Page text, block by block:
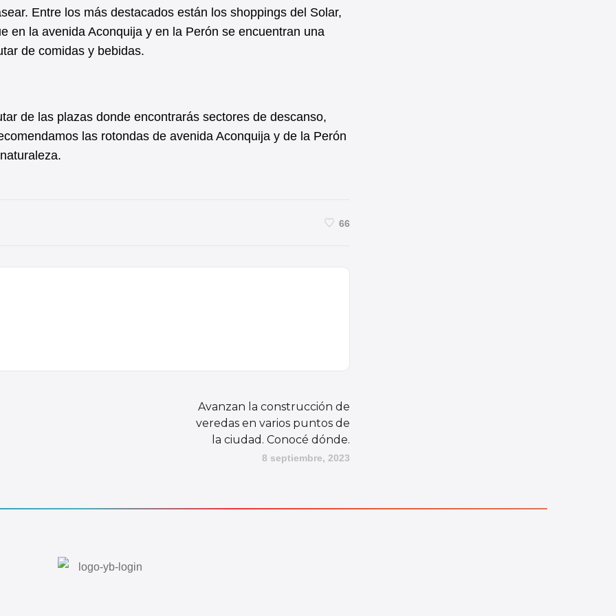
Entre los más destacados están los shoppings del Solar,
en la avenida Aconquija y en la Perón se encuentran una
de comidas y bebidas.
de las plazas donde encontrarás sectores de descanso,
las rotondas de avenida Aconquija y de la Perón
66
Avanzan la construcción de
veredas en varios puntos de
la ciudad. Conocé dónde.
8 septiembre, 2023